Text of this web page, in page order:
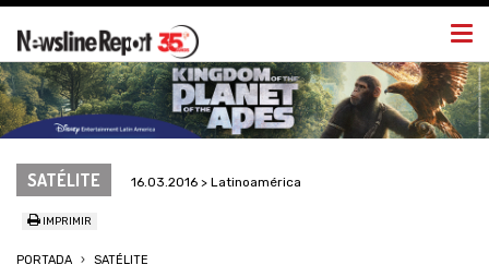
SATÉLITE 16.03.2016 > Latinoamérica
IMPRIMIR
PORTADA SATÉLITE